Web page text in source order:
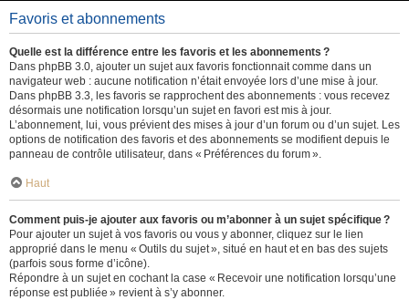
Favoris et abonnements
Quelle est la différence entre les favoris et les abonnements ?
Dans phpBB 3.0, ajouter un sujet aux favoris fonctionnait comme dans un
navigateur web : aucune notification n’était envoyée lors d’une mise à jour.
Dans phpBB 3.3, les favoris se rapprochent des abonnements : vous recevez
désormais une notification lorsqu’un sujet en favori est mis à jour.
L’abonnement, lui, vous prévient des mises à jour d’un forum ou d’un sujet. Les
options de notification des favoris et des abonnements se modifient depuis le
panneau de contrôle utilisateur, dans « Préférences du forum ».
Haut
Comment puis-je ajouter aux favoris ou m’abonner à un sujet spécifique ?
Pour ajouter un sujet à vos favoris ou vous y abonner, cliquez sur le lien
approprié dans le menu « Outils du sujet », situé en haut et en bas des sujets
(parfois sous forme d’icône).
Répondre à un sujet en cochant la case « Recevoir une notification lorsqu’une
réponse est publiée » revient à s’y abonner.